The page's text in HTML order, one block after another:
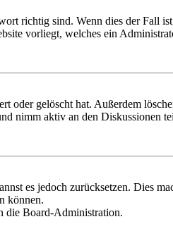
richtig sind. Wenn dies der Fall
vorliegt, welches ein
oder gelöscht hat. Außerdem
nimm aktiv an den Diskussionen
es jedoch zurücksetzen. Dies
können.
die Board-Administration.